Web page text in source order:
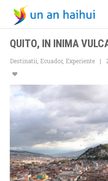
QUITO, IN INIMA
Destinatii Ecuador, Experiente